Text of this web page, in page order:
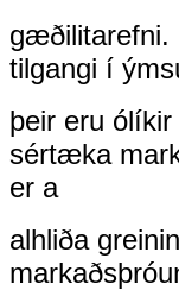
gæðilitarefni.
tilgangi í
þeir eru
sértæka
er a
alhliða